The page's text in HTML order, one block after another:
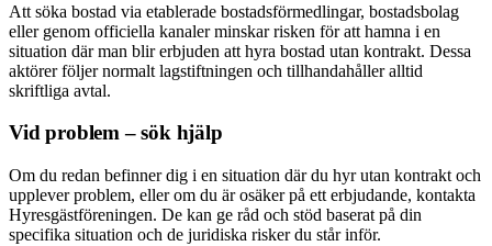
Att söka bostad via etablerade bostadsförmedlingar, bostadsbolag
eller genom officiella kanaler minskar risken för att hamna i en
situation där man blir erbjuden att hyra bostad utan kontrakt. Dessa
aktörer följer normalt lagstiftningen och tillhandahåller alltid
skriftliga avtal.
Vid problem – sök hjälp
Om du redan befinner dig i en situation där du hyr utan kontrakt och
upplever problem, eller om du är osäker på ett erbjudande, kontakta
Hyresgästföreningen. De kan ge råd och stöd baserat på din
specifika situation och de juridiska risker du står inför.